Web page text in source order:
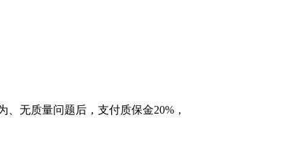
无质量问题后，支付质保金20%，